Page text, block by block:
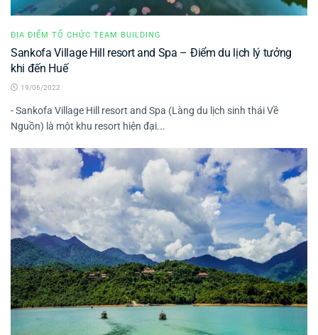
ĐỊA ĐIỂM TỔ CHỨC TEAM BUILDING
Sankofa Village Hill resort and Spa – Điểm du lịch lý tưởng
khi đến Huế
19/06/2022
- Sankofa Village Hill resort and Spa (Làng du lịch sinh thái Về
Nguồn) là một khu resort hiện đại...